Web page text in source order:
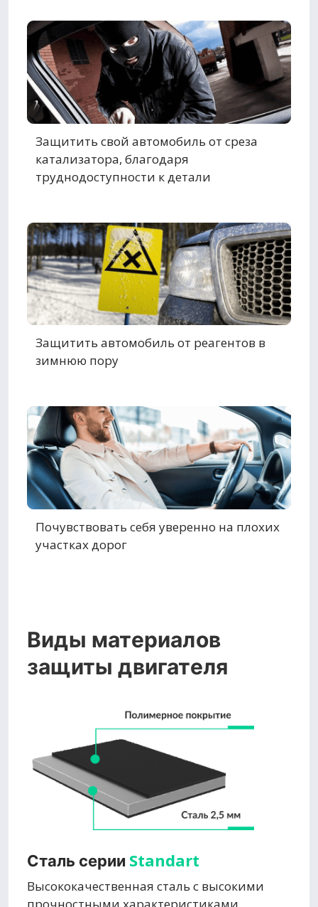
Защитить свой автомобиль от среза
катализатора, благодаря
труднодоступности к детали
Защитить автомобиль от реагентов в
зимнюю пору
Почувствовать себя уверенно на плохих
участках дорог
Виды материалов
защиты двигателя
Сталь серии Standart
Высококачественная сталь с высокими